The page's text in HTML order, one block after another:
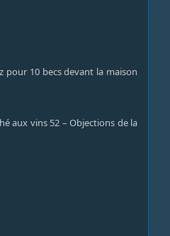
pour 10 becs devant la maison
aux vins 52 – Objections de la